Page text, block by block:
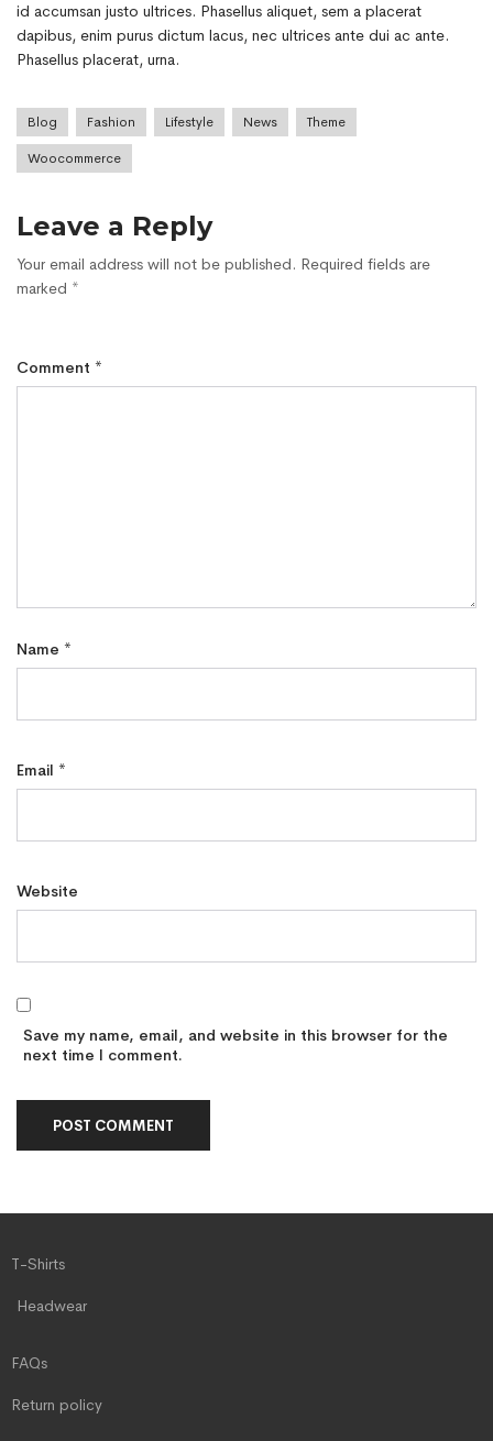
id accumsan justo ultrices. Phasellus aliquet, sem a placerat
dapibus, enim purus dictum lacus, nec ultrices ante dui ac ante.
Phasellus placerat, urna.
Blog Fashion Lifestyle News Theme
Woocommerce
Leave a Reply
Your email address will not be published. Required fields are
marked *
Comment *
Name *
Email *
Website
Save my name, email, and website in this browser for the
next time I comment.
T-Shirts
Headwear
FAQs
Return policy